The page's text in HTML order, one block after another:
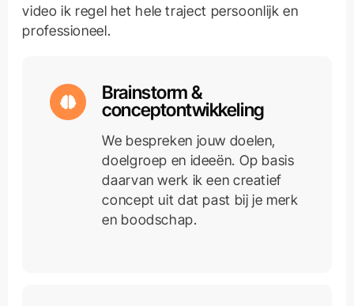
video ik regel het hele traject persoonlijk en
professioneel.
Brainstorm &
conceptontwikkeling
We bespreken jouw doelen,
doelgroep en ideeën. Op basis
daarvan werk ik een creatief
concept uit dat past bij je merk
en boodschap.